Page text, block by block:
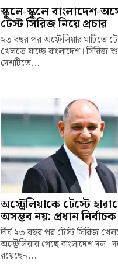
স্কুলে-স্কুলে বাংলাদেশ-
টেস্ট সিরিজ নিয়ে প্রচার
২৩ বছর পর অস্ট্রেলিয়ার মাটিতে
খেলতে যাচ্ছে বাংলাদেশ।
দেশটিতে...
অস্ট্রেলিয়াকে টেস্টে
অসম্ভব নয়: প্রধান
দীর্ঘ ২৩ বছর পর টেস্ট সিরিজ
অস্ট্রেলিয়ায় গেছে বাংলাদেশ দল।
রয়েছেন...